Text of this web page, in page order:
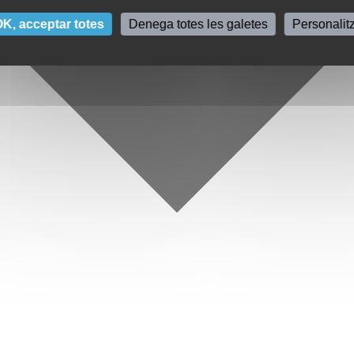
acceptar totes Denega totes les galetes